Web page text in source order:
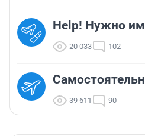
Help! Нужно
20 033 102
39 611 90